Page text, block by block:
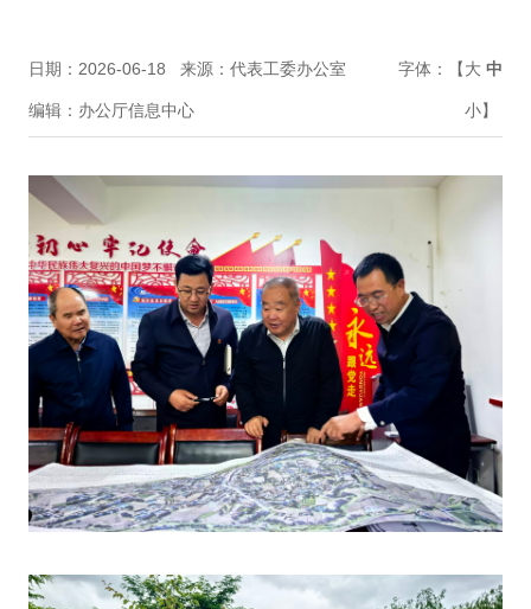
日期：2026-06-18 来源：代表工委办公室
编辑：办公厅信息中心
字体：【大 中
小】